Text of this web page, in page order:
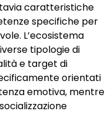
caratteristiche
specifiche per
L’ecosistema
tipologie di
e target di
orientati
emotiva, mentre